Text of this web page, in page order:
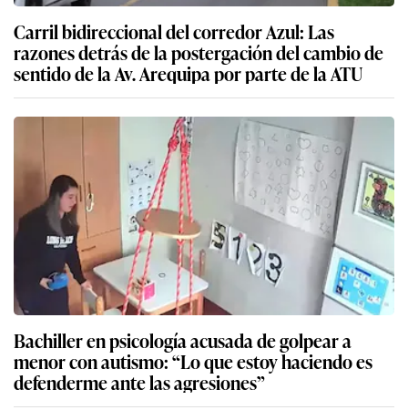
Carril bidireccional del corredor Azul: Las
razones detrás de la postergación del cambio de
sentido de la Av. Arequipa por parte de la ATU
Bachiller en psicología acusada de golpear a
menor con autismo: “Lo que estoy haciendo es
defenderme ante las agresiones”